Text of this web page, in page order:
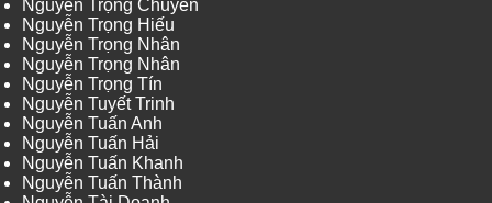
Nguyễn Trọng Chuyên
Nguyễn Trọng Hiếu
Nguyễn Trọng Nhân
Nguyễn Trọng Nhân
Nguyễn Trọng Tín
Nguyễn Tuyết Trinh
Nguyễn Tuấn Anh
Nguyễn Tuấn Hải
Nguyễn Tuấn Khanh
Nguyễn Tuấn Thành